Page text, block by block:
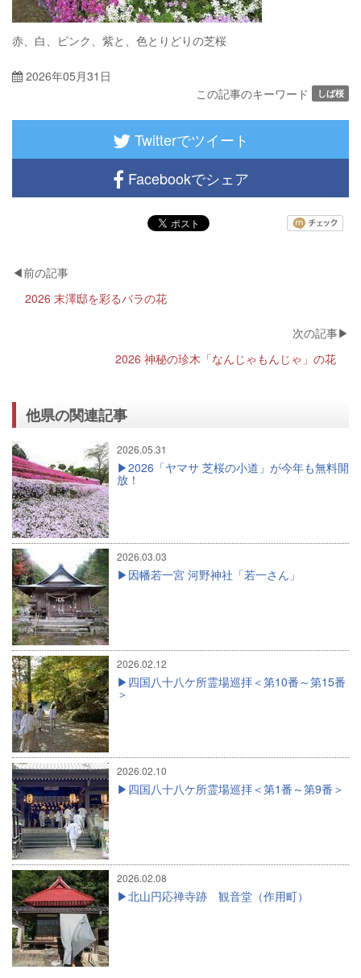
赤、白、ピンク、紫と、色とりどりの芝桜
2026年05月31日
この記事のキーワード
しば桜
Twitterでツイート
Facebookでシェア
2026 末澤邸を彩るバラの花
2026 神秘の珍木「なんじゃもんじゃ」の花
他県の関連記事
2026.05.31
2026「ヤマサ 芝桜の小道」が今年も無料開
放！
2026.03.03
因幡若一宮 河野神社「若一さん」
2026.02.12
四国八十八ケ所霊場巡拝＜第10番～第15番
＞
2026.02.10
四国八十八ケ所霊場巡拝＜第1番～第9番＞
2026.02.08
北山円応禅寺跡 観音堂（作用町）